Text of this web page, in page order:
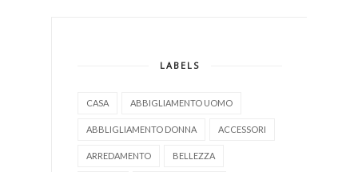
LABELS
CASA ABBIGLIAMENTO UOMO
ABBLIGLIAMENTO DONNA ACCESSORI
ARREDAMENTO BELLEZZA